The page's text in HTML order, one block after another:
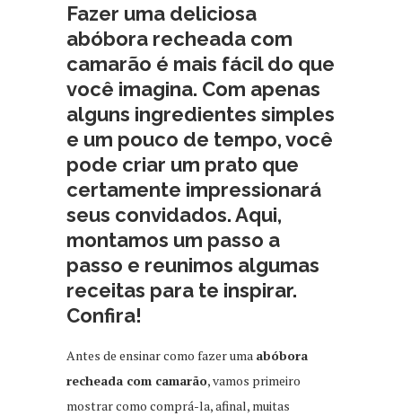
Fazer uma deliciosa
abóbora recheada com
camarão é mais fácil do que
você imagina. Com apenas
alguns ingredientes simples
e um pouco de tempo, você
pode criar um prato que
certamente impressionará
seus convidados. Aqui,
montamos um passo a
passo e reunimos algumas
receitas para te inspirar.
Confira!
Antes de ensinar como fazer uma abóbora
recheada com camarão, vamos primeiro
mostrar como comprá-la, afinal, muitas